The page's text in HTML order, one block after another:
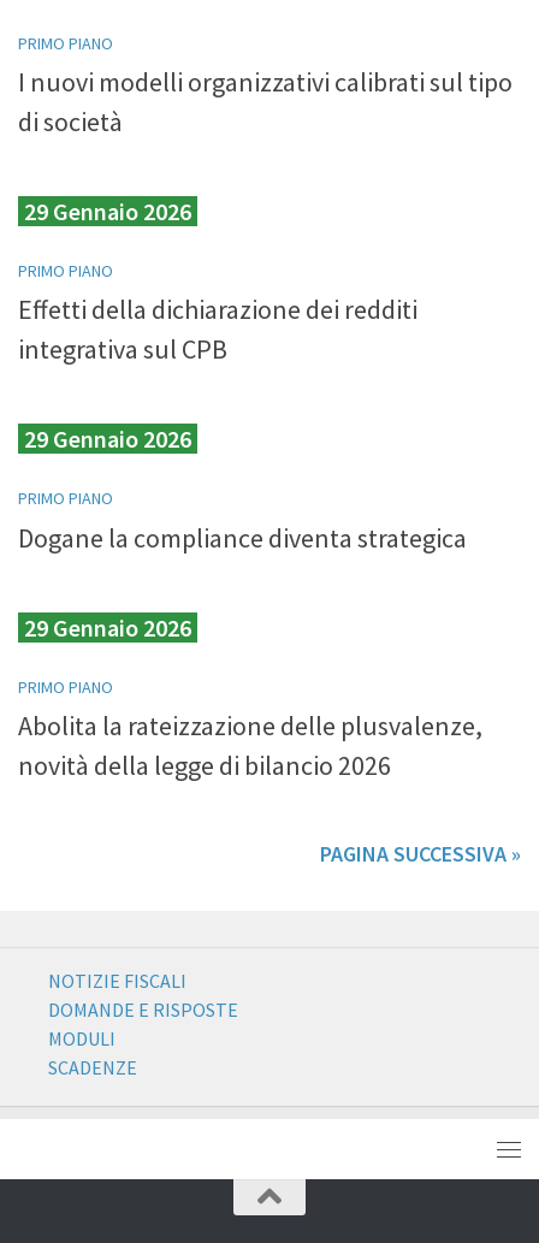
PRIMO PIANO
I nuovi modelli organizzativi calibrati sul tipo
di società
29 Gennaio 2026
PRIMO PIANO
Effetti della dichiarazione dei redditi
integrativa sul CPB
29 Gennaio 2026
PRIMO PIANO
Dogane la compliance diventa strategica
29 Gennaio 2026
PRIMO PIANO
Abolita la rateizzazione delle plusvalenze,
novità della legge di bilancio 2026
PAGINA SUCCESSIVA »
NOTIZIE FISCALI
DOMANDE E RISPOSTE
MODULI
SCADENZE